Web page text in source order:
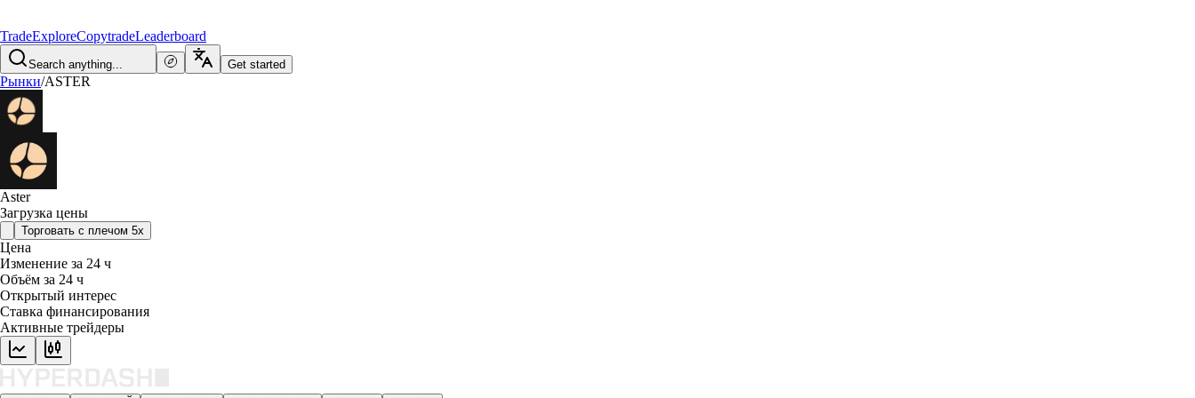
TradeExploreCopytradeLeaderboard
Search anything... Get started
Рынки/ASTER
Aster
Загрузка цены
Торговать с плечом 5x
Цена
Изменение за 24 ч
Объём за 24 ч
Открытый интерес
Ставка финансирования
Активные трейдеры